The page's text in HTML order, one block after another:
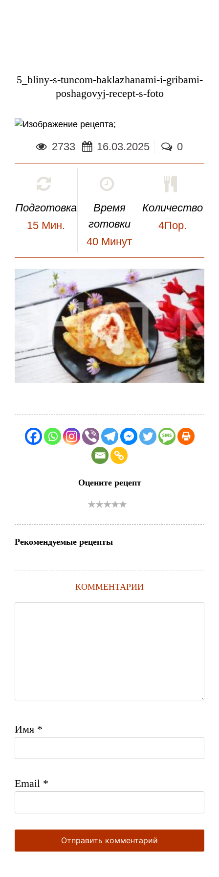
5_bliny-s-tuncom-baklazhanami-i-gribami-
poshagovyj-recept-s-foto
;
2733 16.03.2025 0
Подготовка
15 Мин.
Время
готовки
40 Минут
Количество
4Пор.
Оцените рецепт
Рекомендуемые рецепты
КОММЕНТАРИИ
Имя *
Email *